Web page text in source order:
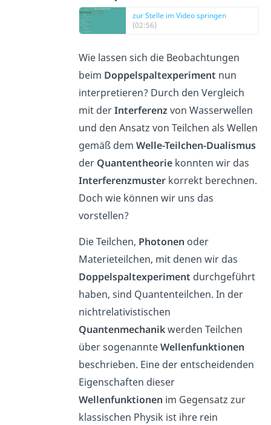
zur Stelle im Video springen
(02:56)
Wie lassen sich die Beobachtungen
beim Doppelspaltexperiment nun
interpretieren? Durch den Vergleich
mit derInterferenzvon Wasserwellen
und den Ansatz von Teilchen als Wellen
gemäß demWelle-Teilchen-Dualismus
der Quantentheorie konnten wir das
Interferenzmuster korrekt berechnen.
Doch wie können wir uns das
vorstellen?
Die Teilchen, Photonen oder
Materieteilchen, mit denen wir das
Doppelspaltexperiment durchgeführt
haben, sind Quantenteilchen. In der
nichtrelativistischen
Quantenmechanikwerden Teilchen
über sogenannteWellenfunktionen
beschrieben. Eine der entscheidenden
Eigenschaften dieser
Wellenfunktionen im Gegensatz zur
klassischen Physik ist ihre rein